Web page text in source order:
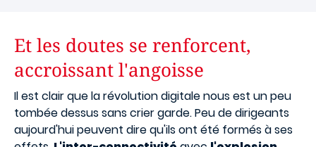
Et les doutes se renforcent,
accroissant l'angoisse
Il est clair que la révolution digitale nous est un peu
tombée dessus sans crier garde. Peu de dirigeants
aujourd'hui peuvent dire qu'ils ont été formés à ses